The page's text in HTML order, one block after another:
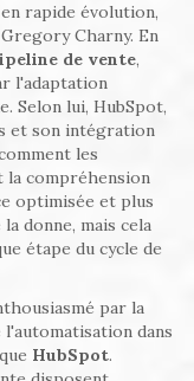
rapide évolution,
Charny. En
de vente,
l'adaptation
Selon lui, HubSpot,
et son intégration
les
compréhension
optimisée et plus
donne, mais cela
étape du cycle de
par la
dans
HubSpot.